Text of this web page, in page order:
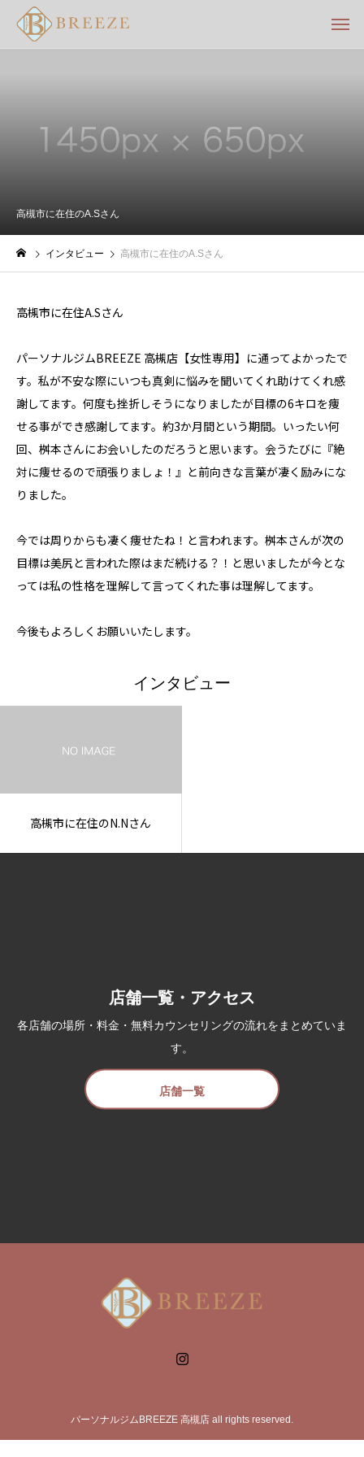
高槻市に在住のA.Sさん
インタビュー 高槻市に在住のA.Sさん
高槻市に在住A.Sさん
パーソナルジムBREEZE 高槻店【女性専用】に通ってよかったで
す。私が不安な際にいつも真剣に悩みを聞いてくれ助けてくれ感
謝してます。何度も挫折しそうになりましたが目標の6キロを痩
せる事ができ感謝してます。約3か月間という期間。いったい何
回、桝本さんにお会いしたのだろうと思います。会うたびに『絶
対に痩せるので頑張りましょ！』と前向きな言葉が凄く励みにな
りました。
今では周りからも凄く痩せたね！と言われます。桝本さんが次の
目標は美尻と言われた際はまだ続ける？！と思いましたが今とな
っては私の性格を理解して言ってくれた事は理解してます。
今後もよろしくお願いいたします。
インタビュー
高槻市に在住のN.Nさん
店舗一覧・アクセス
各店舗の場所・料金・無料カウンセリングの流れをまとめていま
す。
店舗一覧
パーソナルジムBREEZE 高槻店 all rights reserved.